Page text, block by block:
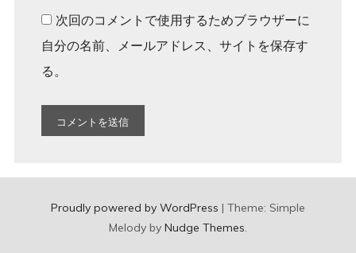
次回のコメントで使用するためブラウザーに
自分の名前、メールアドレス、サイトを保存す
る。
Proudly powered by WordPress | Theme: Simple
Melody by Nudge Themes.